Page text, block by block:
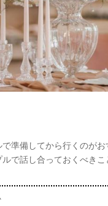
準備してから行くのがお
で話し合っておくべきこ